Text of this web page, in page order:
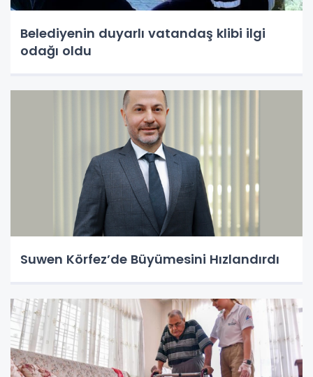
Belediyenin duyarlı vatandaş klibi ilgi
odağı oldu
Suwen Körfez’de Büyümesini Hızlandırdı